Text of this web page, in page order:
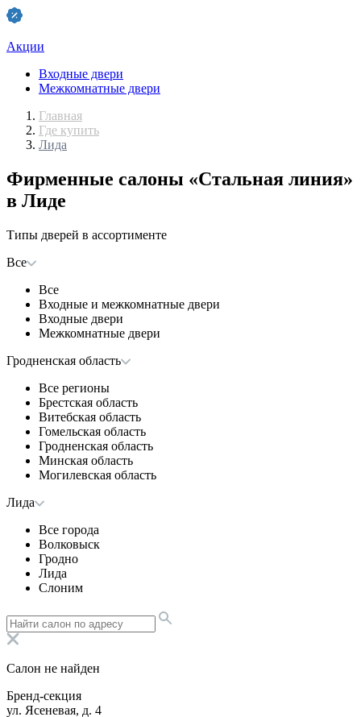
Акции
Входные двери
Межкомнатные двери
Главная
Где купить
Лида
Фирменные салоны «Стальная линия»
в Лиде
Типы дверей в ассортименте
Все
Все
Входные и межкомнатные двери
Входные двери
Межкомнатные двери
Гродненская область
Все регионы
Брестская область
Витебская область
Гомельская область
Гродненская область
Минская область
Могилевская область
Лида
Все города
Волковыск
Гродно
Лида
Слоним
Салон не найден
Бренд-секция
ул. Ясеневая, д. 4